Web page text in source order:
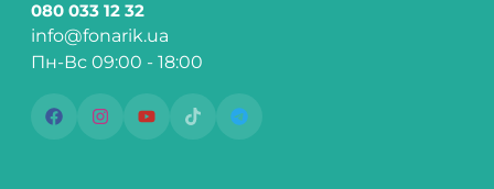
080 033 12 32
info@fonarik.ua
Пн-Вс 09:00 - 18:00